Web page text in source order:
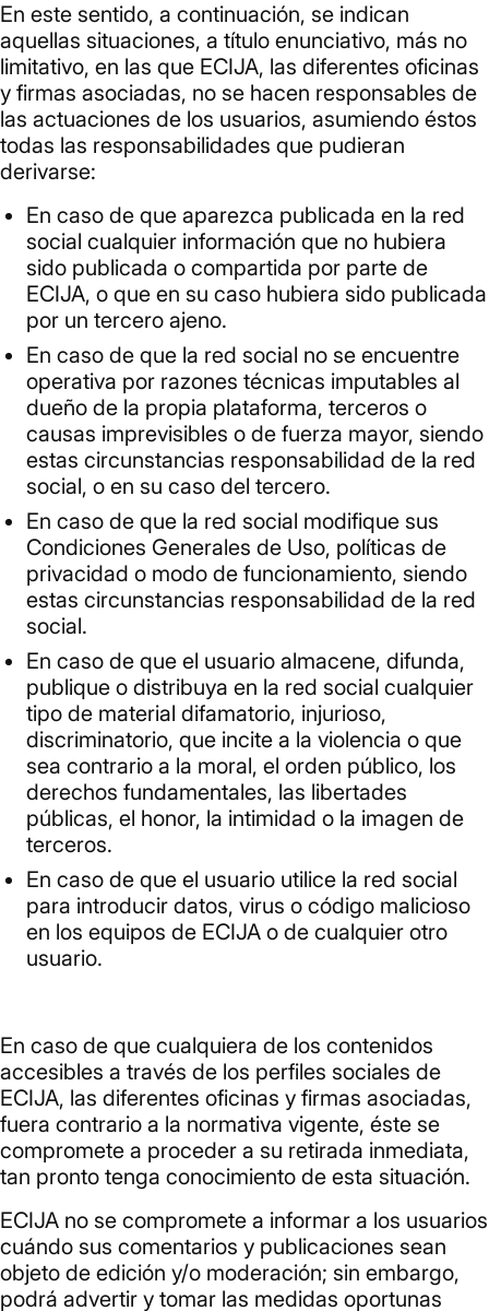
En este sentido, a continuación, se indican
aquellas situaciones, a título enunciativo, más no
limitativo, en las que ECIJA, las diferentes oficinas
y firmas asociadas, no se hacen responsables de
las actuaciones de los usuarios, asumiendo éstos
todas las responsabilidades que pudieran
derivarse:
En caso de que aparezca publicada en la red
social cualquier información que no hubiera
sido publicada o compartida por parte de
ECIJA, o que en su caso hubiera sido publicada
por un tercero ajeno.
En caso de que la red social no se encuentre
operativa por razones técnicas imputables al
dueño de la propia plataforma, terceros o
causas imprevisibles o de fuerza mayor, siendo
estas circunstancias responsabilidad de la red
social, o en su caso del tercero.
En caso de que la red social modifique sus
Condiciones Generales de Uso, políticas de
privacidad o modo de funcionamiento, siendo
estas circunstancias responsabilidad de la red
social.
En caso de que el usuario almacene, difunda,
publique o distribuya en la red social cualquier
tipo de material difamatorio, injurioso,
discriminatorio, que incite a la violencia o que
sea contrario a la moral, el orden público, los
derechos fundamentales, las libertades
públicas, el honor, la intimidad o la imagen de
terceros.
En caso de que el usuario utilice la red social
para introducir datos, virus o código malicioso
en los equipos de ECIJA o de cualquier otro
usuario.
En caso de que cualquiera de los contenidos
accesibles a través de los perfiles sociales de
ECIJA, las diferentes oficinas y firmas asociadas,
fuera contrario a la normativa vigente, éste se
compromete a proceder a su retirada inmediata,
tan pronto tenga conocimiento de esta situación.
ECIJA no se compromete a informar a los usuarios
cuándo sus comentarios y publicaciones sean
objeto de edición y/o moderación; sin embargo,
podrá advertir y tomar las medidas oportunas